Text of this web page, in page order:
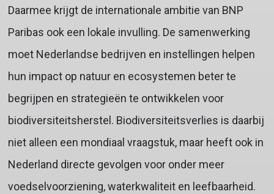
Daarmee krijgt de internationale ambitie van BNP
Paribas ook een lokale invulling. De samenwerking
moet Nederlandse bedrijven en instellingen helpen
hun impact op natuur en ecosystemen beter te
begrijpen en strategieën te ontwikkelen voor
biodiversiteitsherstel. Biodiversiteitsverlies is daarbij
niet alleen een mondiaal vraagstuk, maar heeft ook in
Nederland directe gevolgen voor onder meer
voedselvoorziening, waterkwaliteit en leefbaarheid.